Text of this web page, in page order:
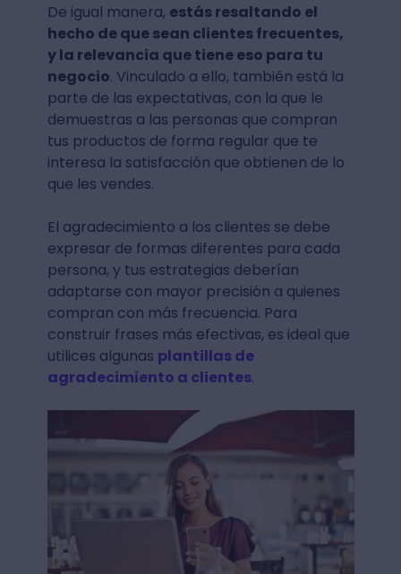
De igual manera, estás resaltando el
hecho de que sean clientes frecuentes,
y la relevancia que tiene eso para tu
negocio. Vinculado a ello, también está la
parte de las expectativas, con la que le
demuestras a las personas que compran
tus productos de forma regular que te
interesa la satisfacción que obtienen de lo
que les vendes.
El agradecimiento a los clientes se debe
expresar de formas diferentes para cada
persona, y tus estrategias deberían
adaptarse con mayor precisión a quienes
compran con más frecuencia. Para
construir frases más efectivas, es ideal que
utilices algunas plantillas de
agradecimiento a clientes.